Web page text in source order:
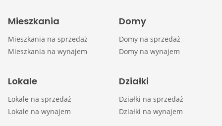
Mieszkania
Mieszkania na sprzedaż
Mieszkania na wynajem
Domy
Domy na sprzedaż
Domy na wynajem
Lokale
Lokale na sprzedaż
Lokale na wynajem
Działki
Działki na sprzedaż
Działki na wynajem